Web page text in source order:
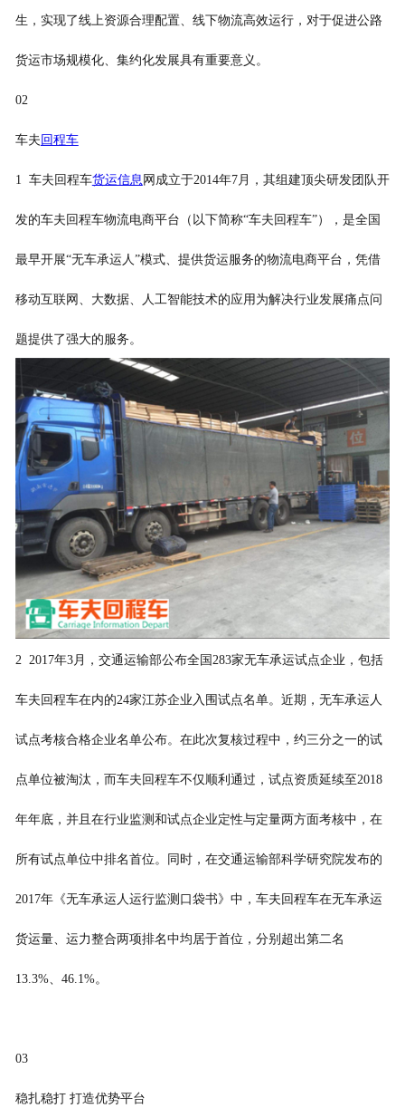
生，实现了线上资源合理配置、线下物流高效运行，对于促进公路
货运市场规模化、集约化发展具有重要意义。
02
车夫回程车
1 车夫回程车货运信息 网成立于2014年7月，其组建顶尖研发团队开
发的车夫回程车物流电商平台（以下简称“车夫回程车”），是全国
最早开展“无车承运人”模式、提供货运服务的物流电商平台，凭借
移动互联网、大数据、人工智能技术的应用为解决行业发展痛点问
题提供了强大的服务。
2 2017年3月，交通运输部公布全国283家无车承运试点企业，包括
车夫回程车在内的24家江苏企业入围试点名单。近期，无车承运人
试点考核合格企业名单公布。在此次复核过程中，约三分之一的试
点单位被淘汰，而车夫回程车不仅顺利通过，试点资质延续至2018
年年底，并且在行业监测和试点企业定性与定量两方面考核中，在
所有试点单位中排名首位。同时，在交通运输部科学研究院发布的
2017年《无车承运人运行监测口袋书》中，车夫回程车在无车承运
货运量、运力整合两项排名中均居于首位，分别超出第二名
13.3%、46.1%。
03
稳扎稳打 打造优势平台